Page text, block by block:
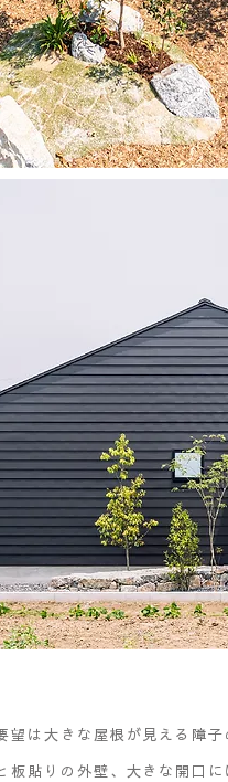
望は大きな屋根が見える障
板貼りの外壁、大きな開口